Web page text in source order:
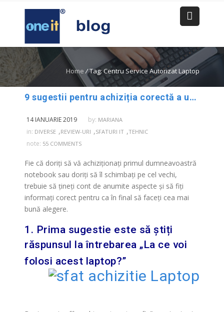
Home /Tag: Centru Service Autorizat Laptop
9 sugestii pentru achiziția corectă a unui LAPTOP
14 IANUARIE 2019 by: MARIANA
in: DIVERSE ,REVIEW-URI ,SFATURI IT ,TEHNIC
note: 55 COMMENTS
Fie că doriți să vă achiziționați primul dumneavoastră
notebook sau doriți să îl schimbați pe cel vechi,
trebuie să țineți cont de anumite aspecte și să fiți
informați corect pentru ca în final să faceți cea mai
bună alegere.
1. Prima sugestie este să știți
răspunsul la întrebarea „La ce voi
folosi acest laptop?”